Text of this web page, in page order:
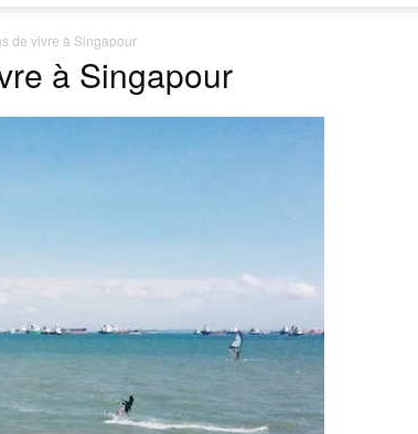
de vivre à Singapour
à Singapour